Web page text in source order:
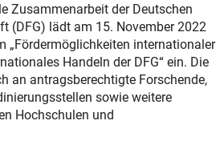
Zusammenarbeit der Deutschen
(DFG) lädt am 15. November 2022
„Fördermöglichkeiten internationaler
Handeln der DFG“ ein. Die
an antragsberechtigte Forschende,
sowie weitere
Hochschulen und